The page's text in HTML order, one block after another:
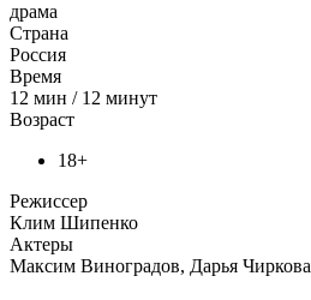
драма
Страна
Россия
Время
12 мин / 12 минут
Возраст
18+
Режиссер
Клим Шипенко
Актеры
Максим Виноградов, Дарья Чиркова